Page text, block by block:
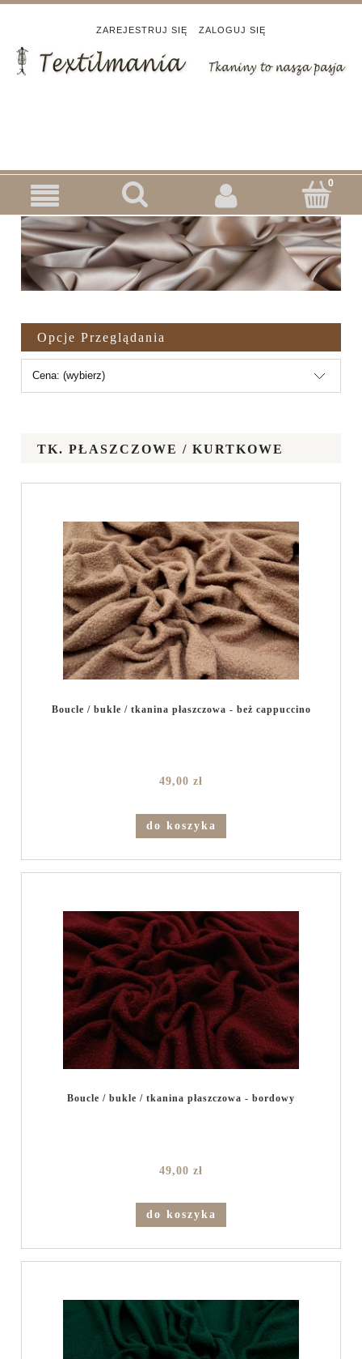
ZAREJESTRUJ SIĘ ZALOGUJ SIĘ
Opcje Przeglądania
Cena: (wybierz)
TK. PŁASZCZOWE / KURTKOWE
Boucle / bukle / tkanina płaszczowa - beż cappuccino
49,00 zł
do koszyka
Boucle / bukle / tkanina płaszczowa - bordowy
49,00 zł
do koszyka